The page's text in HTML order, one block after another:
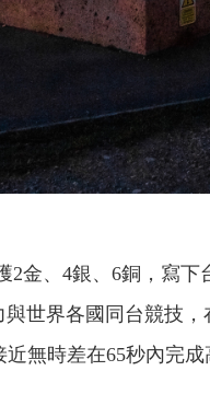
金、4銀、6銅，寫下
世界各國同台競技
無時差在65秒內完